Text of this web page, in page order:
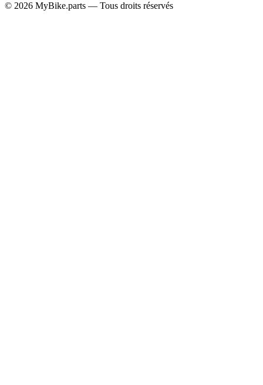
© 2026 MyBike.parts — Tous droits réservés